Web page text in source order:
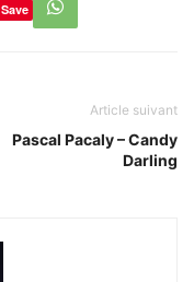
Save
Article suivant
Pascal Pacaly – Candy
Darling